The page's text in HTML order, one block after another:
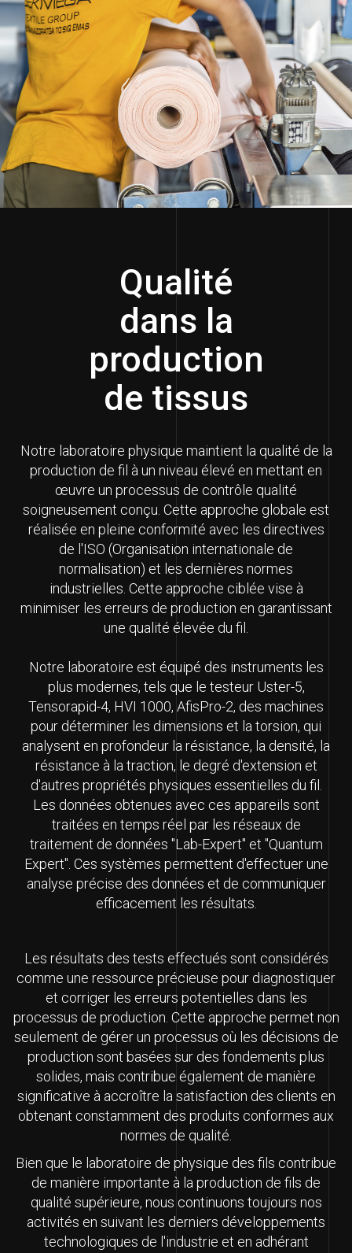
Qualité
dans la
production
de tissus
Notre laboratoire physique maintient la qualité de la
production de fil à un niveau élevé en mettant en
œuvre un processus de contrôle qualité
soigneusement conçu. Cette approche globale est
réalisée en pleine conformité avec les directives
de l'ISO (Organisation internationale de
normalisation) et les dernières normes
industrielles. Cette approche ciblée vise à
minimiser les erreurs de production en garantissant
une qualité élevée du fil.
Notre laboratoire est équipé des instruments les
plus modernes, tels que le testeur Uster-5,
Tensorapid-4, HVI 1000, AfisPro-2, des machines
pour déterminer les dimensions et la torsion, qui
analysent en profondeur la résistance, la densité, la
résistance à la traction, le degré d'extension et
d'autres propriétés physiques essentielles du fil.
Les données obtenues avec ces appareils sont
traitées en temps réel par les réseaux de
traitement de données "Lab-Expert" et "Quantum
Expert". Ces systèmes permettent d'effectuer une
analyse précise des données et de communiquer
efficacement les résultats.
Les résultats des tests effectués sont considérés
comme une ressource précieuse pour diagnostiquer
et corriger les erreurs potentielles dans les
processus de production. Cette approche permet non
seulement de gérer un processus où les décisions de
production sont basées sur des fondements plus
solides, mais contribue également de manière
significative à accroître la satisfaction des clients en
obtenant constamment des produits conformes aux
normes de qualité.
Bien que le laboratoire de physique des fils contribue
de manière importante à la production de fils de
qualité supérieure, nous continuons toujours nos
activités en suivant les derniers développements
technologiques de l'industrie et en adhérant